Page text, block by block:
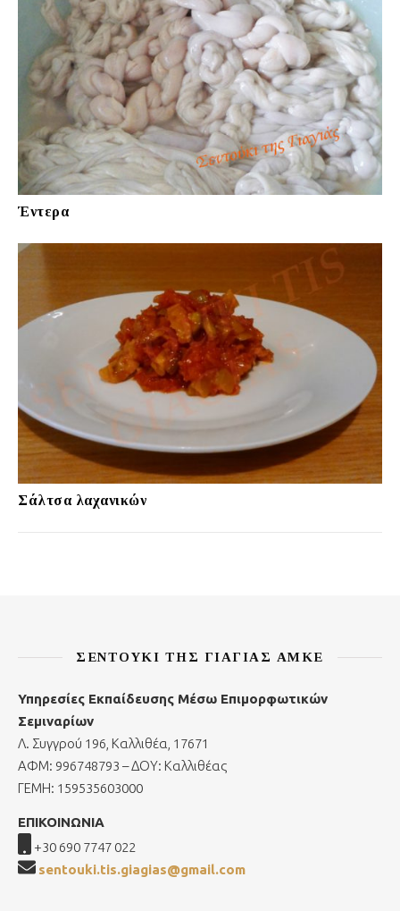
Έντερα
Σάλτσα λαχανικών
ΣΕΝΤΟΎΚΙ ΤΗΣ ΓΙΑΓΙΆΣ ΑΜΚΕ
Υπηρεσίες Εκπαίδευσης Μέσω Επιμορφωτικών
Σεμιναρίων
Λ. Συγγρού 196, Καλλιθέα, 17671
ΑΦΜ: 996748793 – ΔΟΥ: Καλλιθέας
ΓΕΜΗ: 159535603000
ΕΠΙΚΟΙΝΩΝΙΑ
+30 690 7747 022
sentouki.tis.giagias@gmail.com